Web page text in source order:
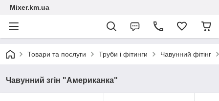
Mixer.km.ua
Товари та послуги Труби і фітинги Чавунний фітінг
Чавунний згін "Американка"